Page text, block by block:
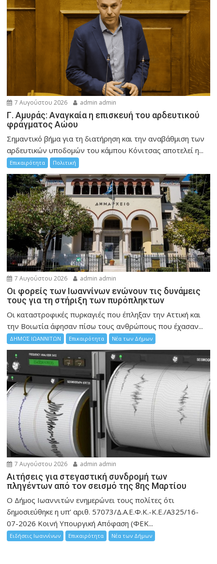
7 Αυγούστου 2026 admin admin
Γ. Αμυράς: Αναγκαία η επισκευή του αρδευτικού
φράγματος Αώου
Σημαντικό βήμα για τη διατήρηση και την αναβάθμιση των
αρδευτικών υποδομών του κάμπου Κόνιτσας αποτελεί η...
Επικαιρότητα Πολιτική
7 Αυγούστου 2026 admin admin
Οι φορείς των Ιωαννίνων ενώνουν τις δυνάμεις
τους για τη στήριξη των πυρόπληκτων
Οι καταστροφικές πυρκαγιές που έπληξαν την Αττική και
την Bοιωτία άφησαν πίσω τους ανθρώπους που έχασαν...
ΔΗΜΟΣ ΙΩΑΝΝΙΤΩΝ Επικαιρότητα Νέα των Δήμων
7 Αυγούστου 2026 admin admin
Αιτήσεις για στεγαστική συνδρομή των
πληγέντων από τον σεισμό της 8ης Μαρτίου
Ο Δήμος Ιωαννιτών ενημερώνει τους πολίτες ότι
δημοσιεύθηκε η υπ’ αριθ. 57073/Δ.Α.Ε.Φ.Κ.-Κ.Ε./Α325/16-
07-2026 Κοινή Υπουργική Απόφαση (ΦΕΚ...
Ειδήσεις Ιωαννίνων Επικαιρότητα Νέα των Δήμων